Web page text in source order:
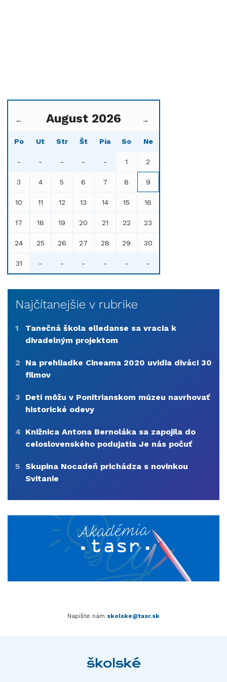
← August 2026 →
Po Ut Str Št Pia So Ne
- - - - - 1 2
3 4 5 6 7 8 9
10 11 12 13 14 15 16
17 18 19 20 21 22 23
24 25 26 27 28 29 30
31 - - - - - -
Najčítanejšie v rubrike
1
Tanečná škola elledanse sa vracia k
divadelným projektom
2
Na prehliadke Cineama 2020 uvidia diváci 30
filmov
3
Deti môžu v Ponitrianskom múzeu navrhovať
historické odevy
4 Knižnica Antona Bernoláka sa zapojila do
celoslovenského podujatia Je nás počuť
5 Skupina Nocadeň prichádza s novinkou
Svitanie
Napíšte nám skolske@tasr.sk